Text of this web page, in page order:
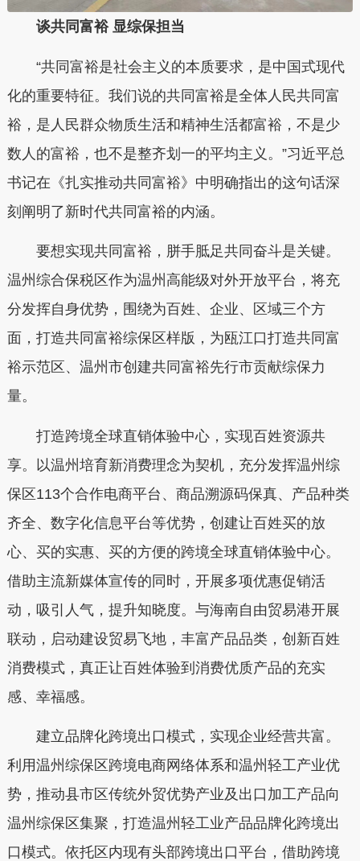
谈共同富裕 显综保担当
“共同富裕是社会主义的本质要求，是中国式现代
化的重要特征。我们说的共同富裕是全体人民共同富
裕，是人民群众物质生活和精神生活都富裕，不是少
数人的富裕，也不是整齐划一的平均主义。”习近平总
书记在《扎实推动共同富裕》中明确指出的这句话深
刻阐明了新时代共同富裕的内涵。
要想实现共同富裕，胼手胝足共同奋斗是关键。
温州综合保税区作为温州高能级对外开放平台，将充
分发挥自身优势，围绕为百姓、企业、区域三个方
面，打造共同富裕综保区样版，为瓯江口打造共同富
裕示范区、温州市创建共同富裕先行市贡献综保力
量。
打造跨境全球直销体验中心，实现百姓资源共
享。以温州培育新消费理念为契机，充分发挥温州综
保区113个合作电商平台、商品溯源码保真、产品种类
齐全、数字化信息平台等优势，创建让百姓买的放
心、买的实惠、买的方便的跨境全球直销体验中心。
借助主流新媒体宣传的同时，开展多项优惠促销活
动，吸引人气，提升知晓度。与海南自由贸易港开展
联动，启动建设贸易飞地，丰富产品品类，创新百姓
消费模式，真正让百姓体验到消费优质产品的充实
感、幸福感。
建立品牌化跨境出口模式，实现企业经营共富。
利用温州综保区跨境电商网络体系和温州轻工产业优
势，推动县市区传统外贸优势产业及出口加工产品向
温州综保区集聚，打造温州轻工业产品品牌化跨境出
口模式。依托区内现有头部跨境出口平台，借助跨境